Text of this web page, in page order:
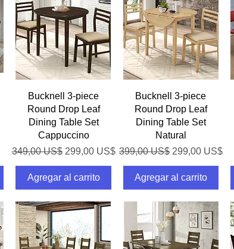
Vista rápida
Bucknell 3-piece
Round Drop Leaf
Dining Table Set
Cappuccino
Precio
349,00 US$ Precio de oferta
299,00 US$
Agregar al carrito
Vista rápida
Bucknell 3-piece
Round Drop Leaf
Dining Table Set
Natural
Precio
399,00 US$ Precio de oferta
299,00 US$
Agregar al carrito